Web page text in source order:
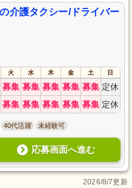
介護タクシー/ドライバー
火 水 木 金 土 日
募集 募集 募集 募集 募集 定休
募集 募集 募集 募集 募集 定休
40代活躍 未経験可
応募画面へ進む
2026/8/7更新